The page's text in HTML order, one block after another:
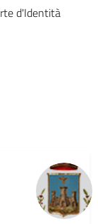
d'Identità